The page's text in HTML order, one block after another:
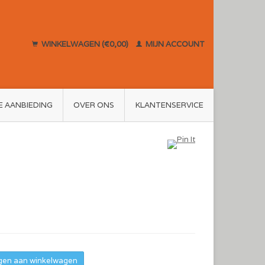
WINKELWAGEN (€0,00) MIJN ACCOUNT
AANBIEDING OVER ONS KLANTENSERVICE
aan winkelwagen